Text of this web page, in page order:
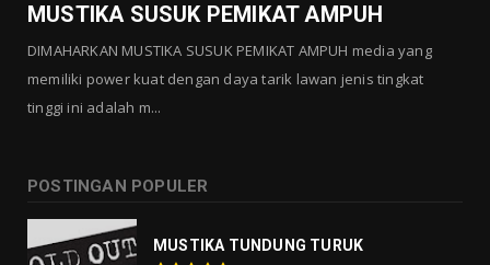
MUSTIKA SUSUK PEMIKAT AMPUH
DIMAHARKAN MUSTIKA SUSUK PEMIKAT AMPUH media yang
memiliki power kuat dengan daya tarik lawan jenis tingkat
tinggi ini adalah m...
POSTINGAN POPULER
MUSTIKA TUNDUNG TURUK